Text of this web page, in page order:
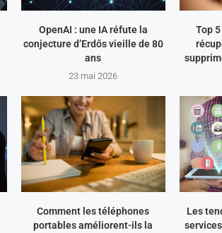
OpenAI : une IA réfute la
conjecture d’Erdős vieille de 80
ans
23 mai 2026
Top
Comment les téléphones
portables améliorent-ils la
Les